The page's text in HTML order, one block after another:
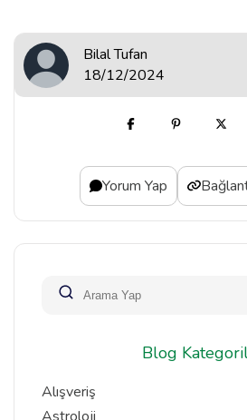
Bilal Tufan
18/12/2024
Yorum Yap
Blog
Alışveriş
Astroloji